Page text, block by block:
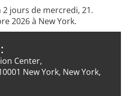
2 jours de mercredi, 21.
2026 à New York.
Center,
New York, New York,